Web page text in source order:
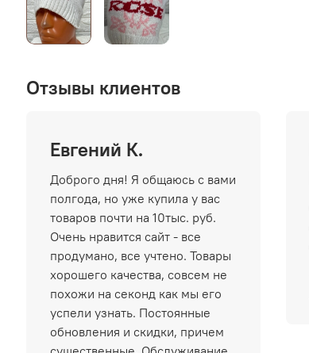
Отзывы клиентов
Евгений К.
Доброго дня! Я общаюсь с вами
полгода, но уже купила у вас
товаров почти на 10тыс. руб.
Очень нравится сайт - все
продумано, все учтено. Товары
хорошего качества, совсем не
похожи на секонд как мы его
успели узнать. Постоянные
обновления и скидки, причем